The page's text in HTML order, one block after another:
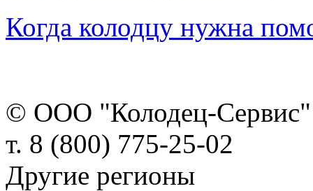
Когда колодцу нужна
© ООО "Колодец-
т. 8 (800) 775-25-02
Другие регионы